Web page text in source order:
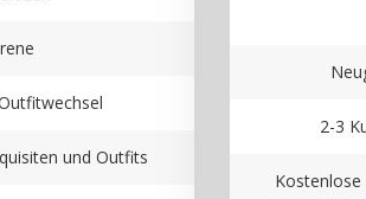
und Outfits
2-3